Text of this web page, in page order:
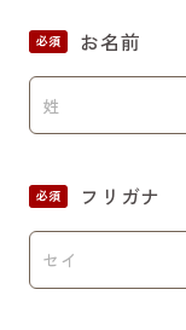
必須 お名前
必須 フリガナ